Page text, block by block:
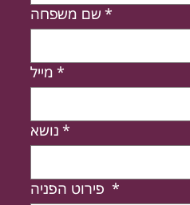
שם משפחה *
מייל *
נושא *
*